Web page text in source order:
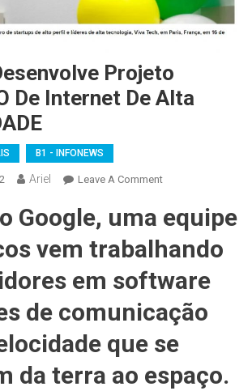
Projeto
De Internet De Alta
B1 - INFONEWS
Ariel Leave A CommentOn
Desenvolve
Projeto
#DECRETO
Internet
De
Alta
#VELOCIDADE
Google, uma equipe
vem trabalhando
em software
de comunicação
que se
da terra ao espaço.